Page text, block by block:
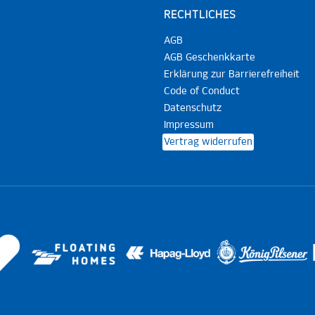
RECHTLICHES
AGB
AGB Geschenkkarte
Erklärung zur Barrierefreiheit
Code of Conduct
Datenschutz
Impressum
Vertrag widerrufen